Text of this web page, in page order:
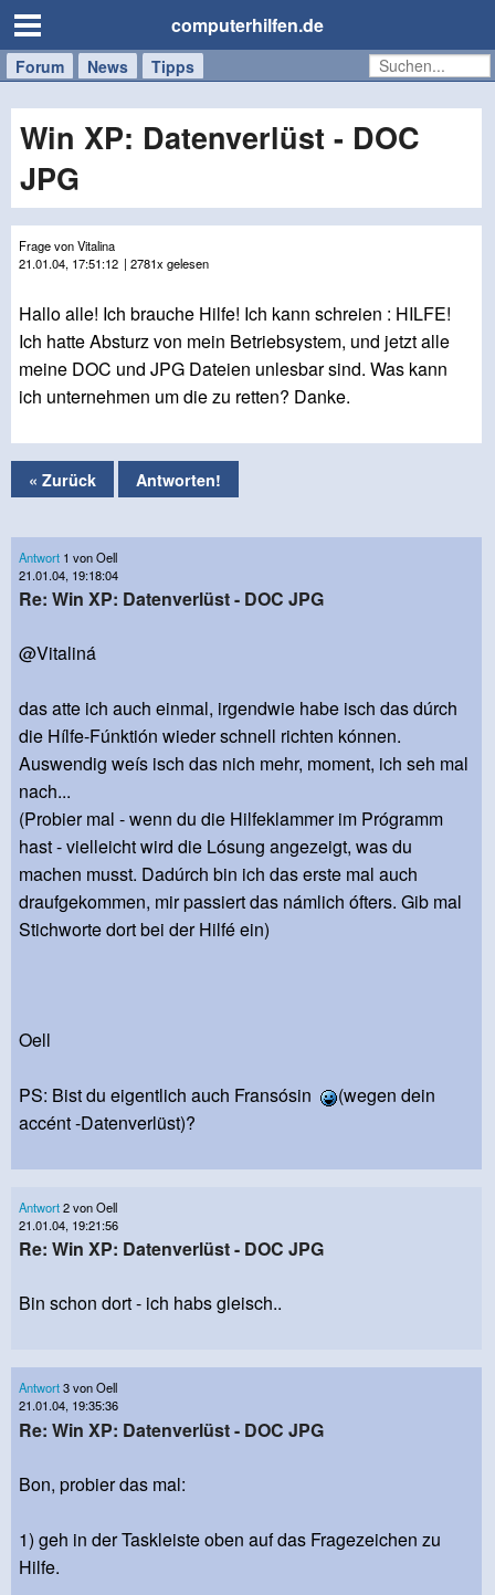
computerhilfen.de
Forum News Tipps
Handy
Tablet
Windows
Mac
Win XP: Datenverlüst - DOC
JPG
Frage von Vitalina
21.01.04, 17:51:12 | 2781x gelesen
Hallo alle! Ich brauche Hilfe! Ich kann schreien : HILFE!
Ich hatte Absturz von mein Betriebsystem, und jetzt alle
meine DOC und JPG Dateien unlesbar sind. Was kann
ich unternehmen um die zu retten? Danke.
« Zurück Antworten!
Antwort 1 von Oell
21.01.04, 19:18:04
Re: Win XP: Datenverlüst - DOC JPG
@Vitaliná
das atte ich auch einmal, irgendwie habe isch das dúrch
die Hílfe-Fúnktión wieder schnell richten kónnen.
Auswendig weís isch das nich mehr, moment, ich seh mal
nach...
(Probier mal - wenn du die Hilfeklammer im Prógramm
hast - vielleicht wird die Lósung angezeigt, was du
machen musst. Dadúrch bin ich das erste mal auch
draufgekommen, mir passiert das námlich ófters. Gib mal
Stichworte dort bei der Hilfé ein)
Oell
PS: Bist du eigentlich auch Fransósin
(wegen dein
accént -Datenverlüst)?
Antwort2 von Oell
21.01.04, 19:21:56
Re: Win XP: Datenverlüst - DOC JPG
Bin schon dort - ich habs gleisch..
Antwort3 von Oell
21.01.04, 19:35:36
Re: Win XP: Datenverlüst - DOC JPG
Bon, probier das mal:
1) geh in der Taskleiste oben auf das Fragezeichen zu
Hilfe.